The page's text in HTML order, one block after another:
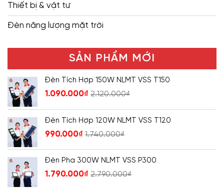
Thiết bị & vật tư
Đèn năng lượng mặt trời
SẢN PHẨM MỚI
Đèn Tích Hợp 150W NLMT VSS T150
1.090.000₫ 2.120.000₫
Đèn Tích Hợp 120W NLMT VSS T120
990.000₫ 1.740.000₫
Đèn Pha 300W NLMT VSS P300
1.790.000₫ 2.790.000₫